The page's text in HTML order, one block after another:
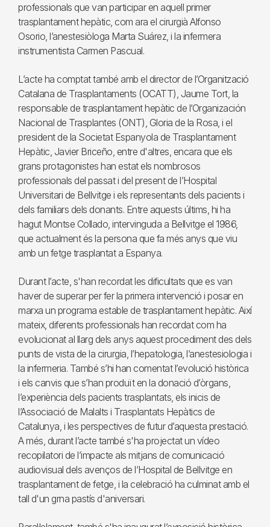
professionals que van participar en aquell primer
trasplantament hepàtic, com ara el cirurgià Alfonso
Osorio, l’anestesiòloga Marta Suárez, i la infermera
instrumentista Carmen Pascual.
L’acte ha comptat també amb el director de l’Organització
Catalana de Trasplantaments (OCATT), Jaume Tort, la
responsable de trasplantament hepàtic de l’Organización
Nacional de Trasplantes (ONT), Gloria de la Rosa, i el
president de la Societat Espanyola de Trasplantament
Hepàtic, Javier Briceño, entre d'altres, encara que els
grans protagonistes han estat els nombrosos
professionals del passat i del present de l’Hospital
Universitari de Bellvitge i els representants dels pacients i
dels familiars dels donants. Entre aquests últims, hi ha
hagut Montse Collado, intervinguda a Bellvitge el 1986,
que actualment és la persona que fa més anys que viu
amb un fetge trasplantat a Espanya.
Durant l’acte, s'han recordat les dificultats que es van
haver de superar per fer la primera intervenció i posar en
marxa un programa estable de trasplantament hepàtic. Així
mateix, diferents professionals han recordat com ha
evolucionat al llarg dels anys aquest procediment des dels
punts de vista de la cirurgia, l’hepatologia, l’anestesiologia i
la infermeria. També s’hi han comentat l’evolució històrica
i els canvis que s’han produït en la donació d’òrgans,
l’experiència dels pacients trasplantats, els inicis de
l’Associació de Malalts i Trasplantats Hepàtics de
Catalunya, i les perspectives de futur d’aquesta prestació.
A més, durant l’acte també s'ha projectat un vídeo
recopilatori de l’impacte als mitjans de comunicació
audiovisual dels avenços de l’Hospital de Bellvitge en
trasplantament de fetge, i la celebració ha culminat amb el
tall d'un grna pastís d'aniversari.